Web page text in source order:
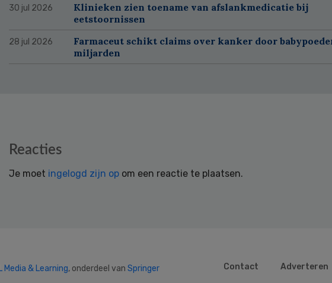
30 jul 2026
Klinieken zien toename van afslankmedicatie bij
eetstoornissen
28 jul 2026
Farmaceut schikt claims over kanker door
miljarden
Reacties
Je moet ingelogd zijn op om een reactie te plaatsen.
& Learning, onderdeel van Springer
Contact Adverteren